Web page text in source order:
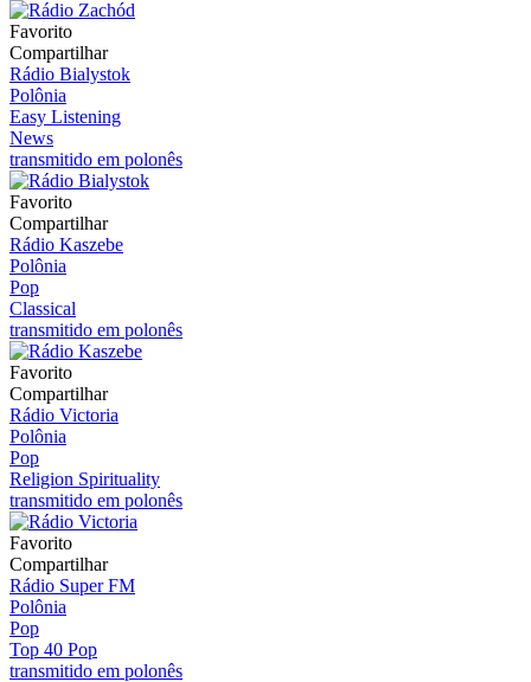
Favorito
Compartilhar
Rádio Bialystok
Polônia
Easy Listening
News
transmitido em polonês
Favorito
Compartilhar
Rádio Kaszebe
Polônia
Pop
Classical
transmitido em polonês
Favorito
Compartilhar
Rádio Victoria
Polônia
Pop
Religion Spirituality
transmitido em polonês
Favorito
Compartilhar
Rádio Super FM
Polônia
Pop
Top 40 Pop
transmitido em polonês